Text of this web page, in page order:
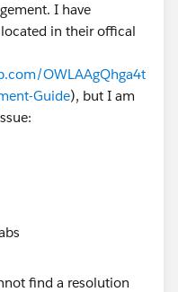
I have
in their offical
OWLAAgQhga4t
Guide), but I am
find a resolution